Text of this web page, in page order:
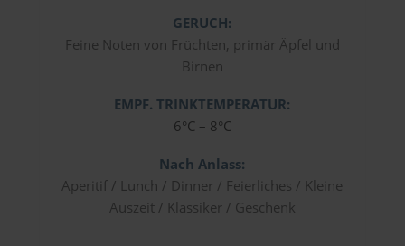
GERUCH:
Feine Noten von Früchten, primär Äpfel und
Birnen
EMPF. TRINKTEMPERATUR:
6°C – 8°C
Nach Anlass:
Aperitif / Lunch / Dinner / Feierliches / Kleine
Auszeit / Klassiker / Geschenk